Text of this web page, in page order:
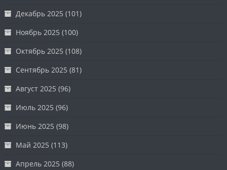
Декабрь 2025 (101)
Ноябрь 2025 (100)
Октябрь 2025 (108)
Сентябрь 2025 (81)
Август 2025 (96)
Июль 2025 (96)
Июнь 2025 (98)
Май 2025 (113)
Апрель 2025 (88)